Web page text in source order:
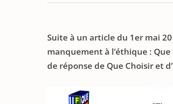
DIFFAMATION ET MANQUEMENT À
Suite à un article du 1er mai
manquement à l’éthique :
de réponse de Que Choisir et